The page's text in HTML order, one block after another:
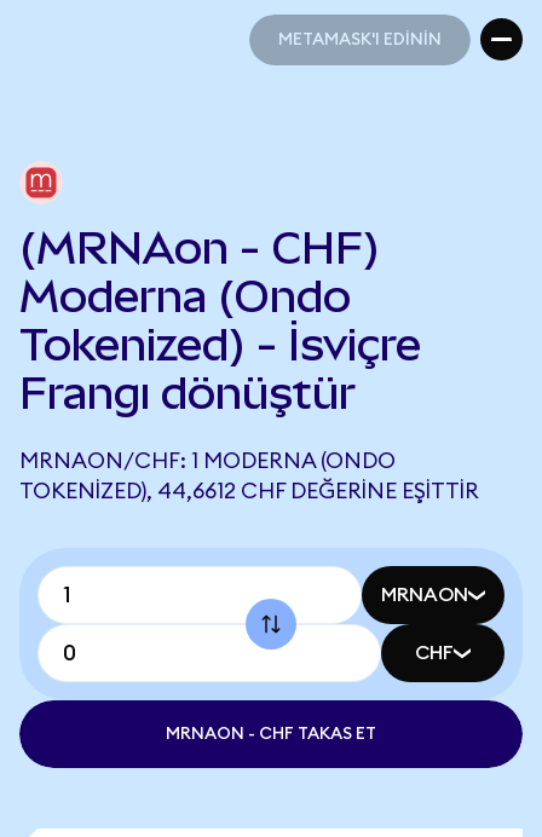
METAMASK'I EDİNİN
(MRNAon - CHF)
Moderna (Ondo
Tokenized) - İsviçre
Frangı dönüştür
MRNAON/CHF: 1 MODERNA (ONDO
TOKENIZED), 44,6612 CHF DEĞERINE EŞITTIR
MRNAON
CHF
MRNAON - CHF TAKAS ET